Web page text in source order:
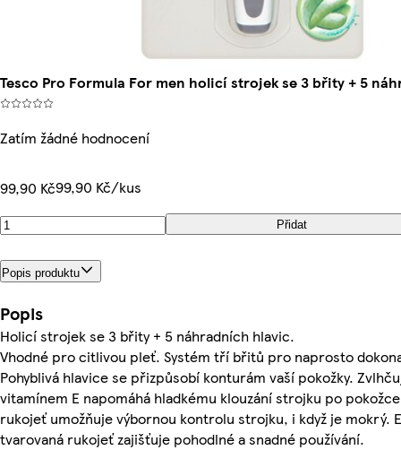
Tesco Pro Formula For men holicí strojek se 3 břity + 5
Zatím žádné hodnocení
99,90 Kč99,90 Kč/kus
Přidat
Popis produktu
Popis
Holicí strojek se 3 břity + 5 náhradních hlavic.
Vhodné pro citlivou pleť. Systém tří břitů pro naprosto
Pohyblivá hlavice se přizpůsobí konturám vaší pokožky.
vitamínem E napomáhá hladkému klouzání strojku po
rukojeť umožňuje výbornou kontrolu strojku, i když je mokrý.
tvarovaná rukojeť zajišťuje pohodlné a snadné používání.